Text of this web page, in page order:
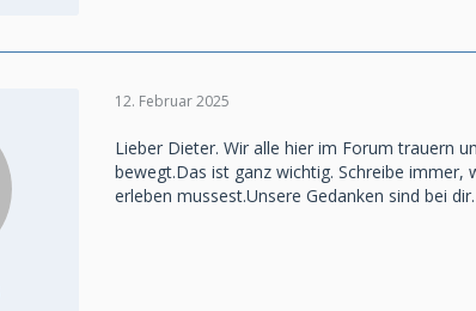
12. Februar 2025
Lieber Dieter. Wir alle hier im Forum trauern
bewegt.Das ist ganz wichtig. Schreibe
erleben mussest.Unsere Gedanken sind bei dir.